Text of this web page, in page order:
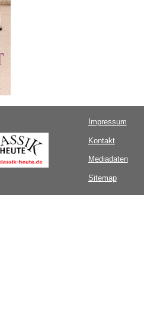
Impressum
Kontakt
Mediadaten
Sitemap